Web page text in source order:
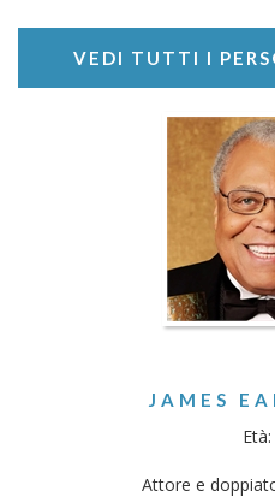
VEDI TUTTI I
JAMES
Età:
Attore e